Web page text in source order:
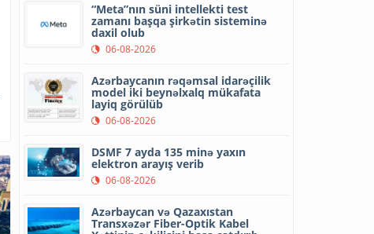
“Meta”nın süni intellekti test
zamanı başqa şirkətin sisteminə
daxil olub
06-08-2026
Azərbaycanın rəqəmsal idarəçilik
model iki beynəlxalq mükafata
layiq görülüb
06-08-2026
DSMF 7 ayda 135 minə yaxın
elektron arayış verib
06-08-2026
Azərbaycan və Qazaxıstan
Transxəzər Fiber-Optik Kabel